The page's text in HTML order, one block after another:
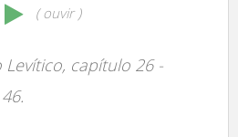
( ouvir )
Levítico, capítulo 26 -